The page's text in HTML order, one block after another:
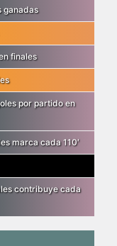
ganadas
finales
por partido en
marca cada 110′
contribuye cada